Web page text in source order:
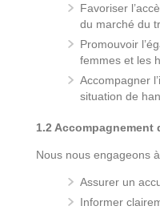
Favoriser
du marché du
Promouvoir
femmes et les
Accompagner
situation de
1.2 Accompagnement
Nous nous engageons
Assurer un
Informer